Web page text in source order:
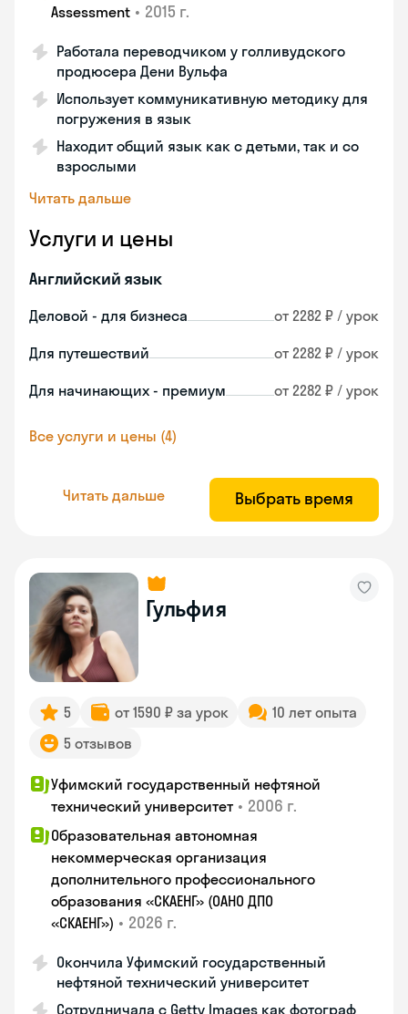
Assessment • 2015 г.
Работала переводчиком у голливудского
продюсера Дени Вульфа
Использует коммуникативную методику для
погружения в язык
Находит общий язык как с детьми, так и со
взрослыми
Читать дальше
Услуги и цены
Английский язык
Деловой - для бизнеса от 2282 ₽ / урок
Для путешествий от 2282 ₽ / урок
Для начинающих - премиум от 2282 ₽ / урок
Все услуги и цены (4)
Читать дальше Выбрать время
Гульфия
5 от 1590 ₽ за урок
10 лет опыта
5 отзывов
Уфимский государственный нефтяной
технический университет • 2006 г.
Образовательная автономная
некоммерческая организация
дополнительного профессионального
образования «СКАЕНГ» (ОАНО ДПО
«СКАЕНГ») • 2026 г.
Окончила Уфимский государственный
нефтяной технический университет
Сотрудничала с Getty Images как фотограф